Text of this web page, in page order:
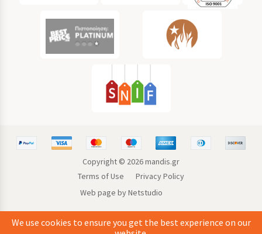
Copyright © 2026mandis.gr
Terms of Use
Privacy Policy
Web page by Netstudio
We use cookies to ensure you get the best experience on our